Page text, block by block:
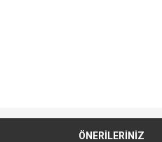
ÖNERİLERİNİZ